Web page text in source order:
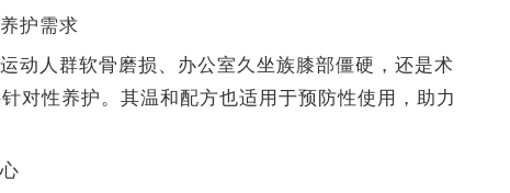
护需求
动人群软骨磨损、办公室久坐族膝部僵硬，还是术
对性养护。其温和配方也适用于预防性使用，助力